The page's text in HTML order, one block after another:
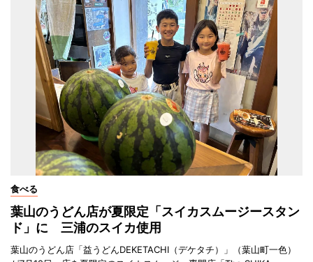
食べる
葉山のうどん店が夏限定「スイカスムージースタン
ド」に 三浦のスイカ使用
葉山のうどん店「益うどんDEKETACHI（デケタチ）」（葉山町一色）